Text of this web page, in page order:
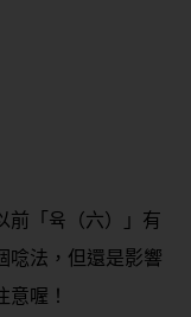
前「육（六）」有
唸法，但還是影響
喔！